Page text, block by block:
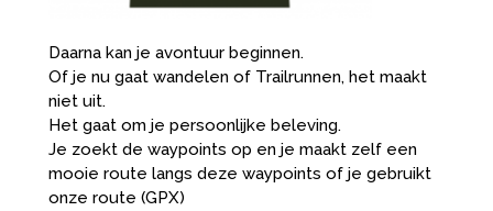
Daarna kan je avontuur beginnen.
Of je nu gaat wandelen of Trailrunnen, het maakt
niet uit.
Het gaat om je persoonlijke beleving.
Je zoekt de waypoints op en je maakt zelf een
mooie route langs deze waypoints of je gebruikt
onze route (GPX)